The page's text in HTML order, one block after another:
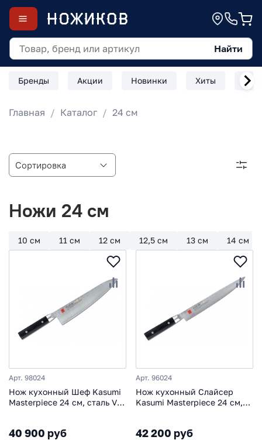
Найти
Бренды Акции Новинки Хиты
Главная Каталог 24 см
Ножи 24 см
10 см 11 см 12 см 12,5 см 13 см 14 см
Арт. 98024
Нож кухонный Шеф Kasumi
Masterpiece 24 см, сталь VG-
40 900 руб
Арт. 96024
Нож кухонный Слайсер
Kasumi Masterpiece 24 см,
42 200 руб